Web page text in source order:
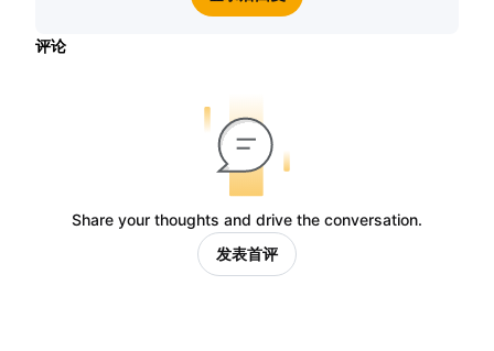
评论
Share your thoughts and drive the conversation.
发表首评